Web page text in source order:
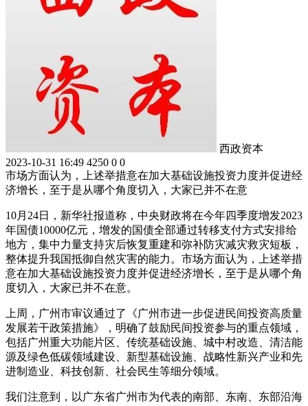
西政资本
2023-10-31 16:49 4250 0 0
市场方面认为，上述举措意在加大基础设施投资力度并促进经
济增长，至于是从哪个角度切入，大家已并不在意
10月24日，新华社报道称，中央财政将在今年四季度增发2023
年国债10000亿元，增发的国债全部通过转移支付方式安排给
地方，集中力量支持灾后恢复重建和弥补防灾减灾救灾短板，
整体提升我国抵御自然灾害的能力。市场方面认为，上述举措
意在加大基础设施投资力度并促进经济增长，至于是从哪个角
度切入，大家已并不在意。
上周，广州市审议通过了《广州市进一步促进民间投资高质量
发展若干政策措施》，明确了鼓励民间投资参与的重点领域，
包括广州重大功能片区、传统基础设施、城中村改造、清洁能
源及绿色低碳领域建设、新型基础设施、战略性新兴产业和先
进制造业、科技创新、社会民生等细分领域。
我们注意到，以广东省广州市为代表的南部、东南、东部沿海